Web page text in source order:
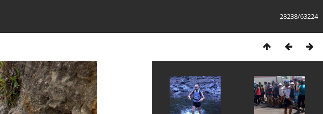
28238/63224